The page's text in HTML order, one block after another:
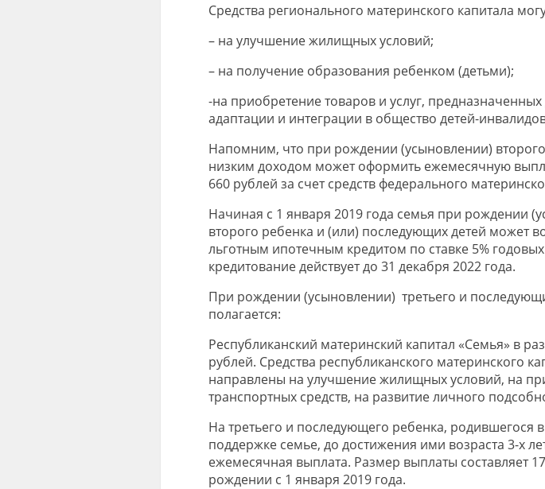
Средства регионального материнского капитала
– на улучшение жилищных условий;
– на получение образования ребенком (детьми);
-на приобретение товаров и услуг,
адаптации и интеграции в общество детей-
Напомним, что при рождении (усыновлении)
низким доходом может оформить ежемесячную
660 рублей за счет средств федерального
Начиная с 1 января 2019 года семья при рождении
второго ребенка и (или) последующих детей может
льготным ипотечным кредитом по ставке 5%
кредитование действует до 31 декабря 2022 года.
При рождении (усыновлении) третьего и
полагается:
Республиканский материнский капитал «Семья» в
рублей. Средства республиканского материнского
направлены на улучшение жилищных условий, на
транспортных средств, на развитие личного
На третьего и последующего ребенка, родившегося
поддержке семье, до достижения ими возраста 3-х
ежемесячная выплата. Размер выплаты составляет
рождении с 1 января 2019 года.